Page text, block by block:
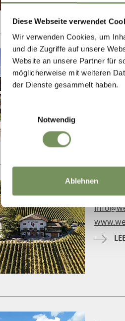
Diese Webseite verwendet
Wir verwenden Cookies, um
und die Zugriffe auf unsere
Website an unsere Partner für
möglicherweise mit weiteren
der Dienste gesammelt haben.
Einwilligungsauswahl
Notwendig
Ablehnen
T+39
T+39